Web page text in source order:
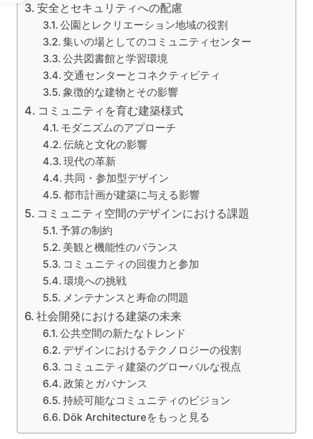
安全とセキュリティへの配慮
公園とレクリエーション地域の役割
集いの場としてのコミュニティセンター
公共図書館と学習環境
交通センターとコネクティビティ
象徴的な建物とその影響
コミュニティを育む建築様式
モダニズムのアプローチ
伝統と文化の影響
現代の革新
共同・参加型デザイン
都市計画が建築に与える影響
コミュニティ空間のデザインにおける課題
予算の制約
美観と機能性のバランス
コミュニティの回復力と参加
環境への挑戦
メンテナンスと寿命の問題
社会開発における建築の未来
公共空間の新たなトレンド
デザインにおけるテクノロジーの役割
コミュニティ建築のグローバルな視点
政策とガバナンス
持続可能なコミュニティのビジョン
Dök Architectureをもっと見る